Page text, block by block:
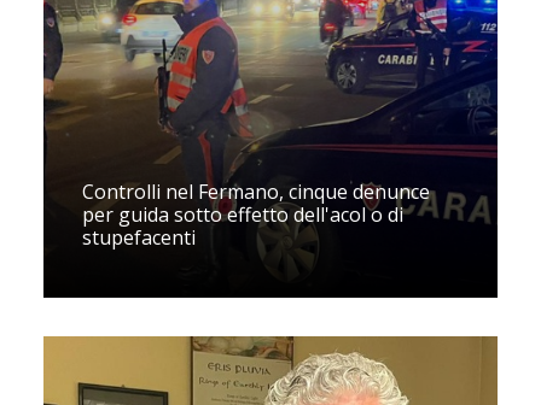
Controlli nel Fermano, cinque denunce
per guida sotto effetto dell'acol o di
stupefacenti